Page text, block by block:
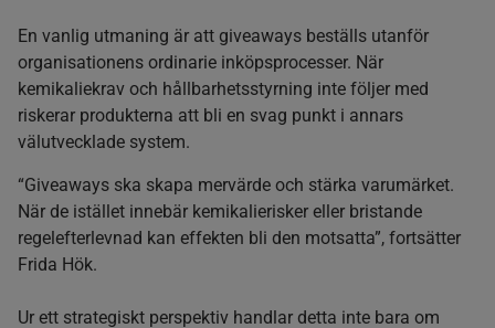
En vanlig utmaning är att giveaways beställs utanför
organisationens ordinarie inköpsprocesser. När
kemikaliekrav och hållbarhetsstyrning inte följer med
riskerar produkterna att bli en svag punkt i annars
välutvecklade system.
“Giveaways ska skapa mervärde och stärka varumärket.
När de istället innebär kemikalierisker eller bristande
regelefterlevnad kan effekten bli den motsatta”, fortsätter
Frida Hök.
Ur ett strategiskt perspektiv handlar detta inte bara om